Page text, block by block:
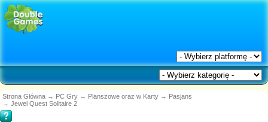
Strona Główna → PC Gry → Planszowe oraz w Karty → Pasjans
→ Jewel Quest Solitaire 2